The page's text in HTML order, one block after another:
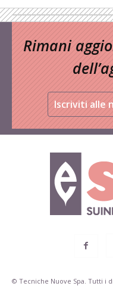
Rimani
Iscriviti alle
© Tecniche Nuove Spa. Tutti i